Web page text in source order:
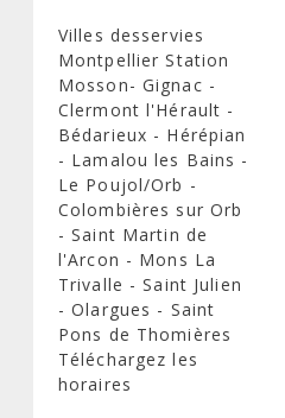
Villes desservies
Montpellier Station
Mosson- Gignac -
Clermont l'Hérault -
Bédarieux - Hérépian
- Lamalou les Bains -
Le Poujol/Orb -
Colombières sur Orb
- Saint Martin de
l'Arcon - Mons La
Trivalle - Saint Julien
- Olargues - Saint
Pons de Thomières
Téléchargez les
horaires